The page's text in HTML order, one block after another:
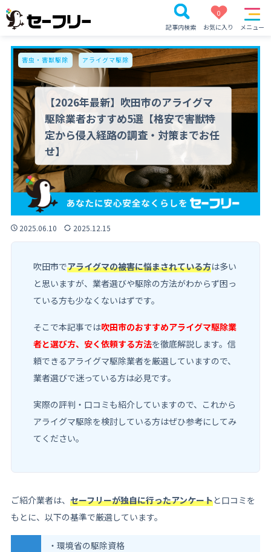
記事内検索
0
お気に入り
メニュー
【2026年最新】吹田市のアライグマ
駆除業者おすすめ5選【格安で害獣特
定から侵入経路の調査・対策までお任
せ】
害虫・害獣駆除 アライグマ駆除
2025.06.10 2025.12.15
吹田市でアライグマの被害に悩まされている方は多い
と思いますが、業者選びや駆除の方法がわからず困っ
ている方も少なくないはずです。
そこで本記事では吹田市のおすすめアライグマ駆除業
者と選び方、安く依頼する方法を徹底解説します。信
頼できるアライグマ駆除業者を厳選していますので、
業者選びで迷っている方は必見です。
実際の評判・口コミも紹介していますので、これから
アライグマ駆除を検討している方はぜひ参考にしてみ
てください。
ご紹介業者は、 セーフリーが独自に行ったアンケートと口コミを
もとに、以下の基準で厳選しています。
・環境省の駆除資格